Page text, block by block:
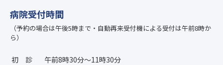
病院受付時間
（予約の場合は午後5時まで・自動再来受付機による受付は午前8時か
ら）
初診
午前8時30分〜11時30分